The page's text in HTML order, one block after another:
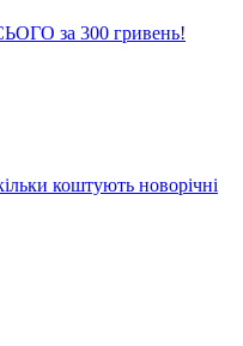
за 300 гривень!
коштують новорічні